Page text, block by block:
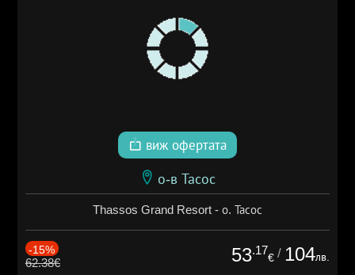
виж офертата
о-в Тасос
Thassos Grand Resort - о. Тасос
-15%
62.38€ 53.17
€ / 104лв.